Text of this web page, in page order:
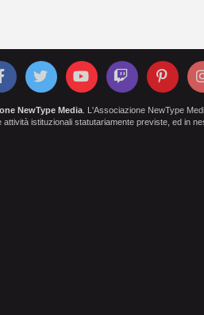
NewType Media. L'Associazione NewType
istituzionali statutariamente previste, ed in